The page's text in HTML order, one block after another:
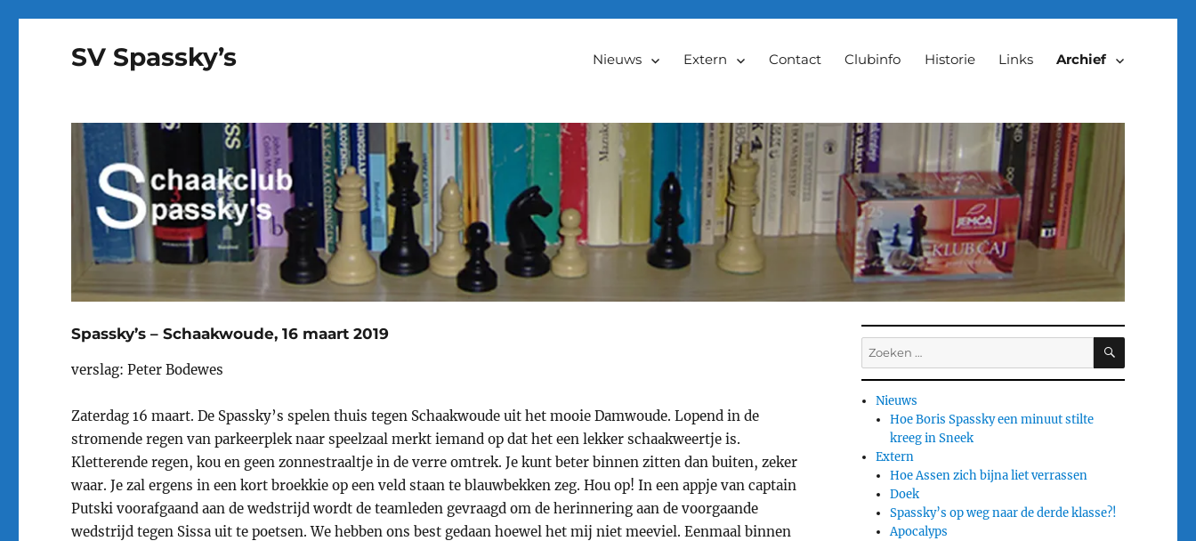
SV Spassky’s Nieuws Extern Contact Clubinfo Historie Links Archief
Spassky’s – Schaakwoude, 16 maart 2019
verslag: Peter Bodewes
Zaterdag 16 maart. De Spassky’s spelen thuis tegen Schaakwoude uit het mooie Damwoude. Lopend in de
stromende regen van parkeerplek naar speelzaal merkt iemand op dat het een lekker schaakweertje is.
Kletterende regen, kou en geen zonnestraaltje in de verre omtrek. Je kunt beter binnen zitten dan buiten, zeker
waar. Je zal ergens in een kort broekkie op een veld staan te blauwbekken zeg. Hou op! In een appje van captain
Putski voorafgaand aan de wedstrijd wordt de teamleden gevraagd om de herinnering aan de voorgaande
wedstrijd tegen Sissa uit te poetsen. We hebben ons best gedaan hoewel het mij niet meeviel. Eenmaal binnen
Zoeken
naar:
ZOEKEN
Nieuws
Hoe Boris Spassky een minuut stilte
kreeg in Sneek
Extern
Hoe Assen zich bijna liet verrassen
Doek
Spassky’s op weg naar de derde klasse?!
Apocalyps